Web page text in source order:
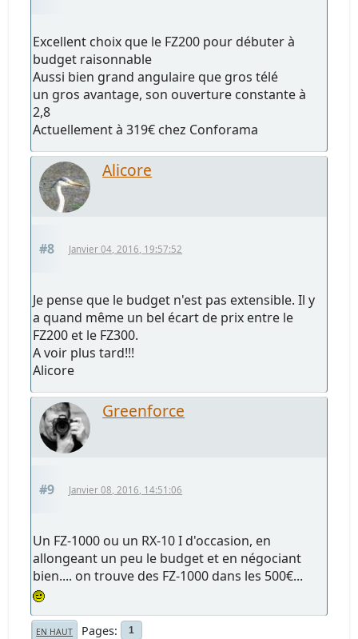
Excellent choix que le FZ200 pour débuter à
budget raisonnable
Aussi bien grand angulaire que gros télé
un gros avantage, son ouverture constante à
2,8
Actuellement à 319€ chez Conforama
Alicore
#8 Janvier 04, 2016, 19:57:52
Je pense que le budget n'est pas extensible. Il y
a quand même un bel écart de prix entre le
FZ200 et le FZ300.
A voir plus tard!!!
Alicore
Greenforce
#9 Janvier 08, 2016, 14:51:06
Un FZ-1000 ou un RX-10 I d'occasion, en
allongeant un peu le budget et en négociant
bien.... on trouve des FZ-1000 dans les 500€...
EN HAUT Pages 1